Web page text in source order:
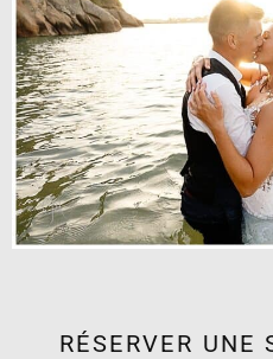
RÉSERVER UNE